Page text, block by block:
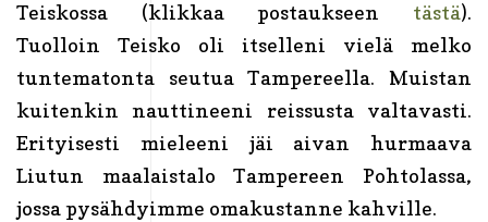
Teiskossa (klikkaa postaukseen tästä).
Tuolloin Teisko oli itselleni vielä melko
tuntematonta seutua Tampereella. Muistan
kuitenkin nauttineeni reissusta valtavasti.
Erityisesti mieleeni jäi aivan hurmaava
Liutun maalaistalo Tampereen Pohtolassa,
jossa pysähdyimme omakustanne kahville.